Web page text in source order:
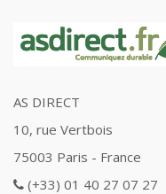
AS DIRECT
10, rue Vertbois
75003 Paris - France
(+33) 01 40 27 07 27